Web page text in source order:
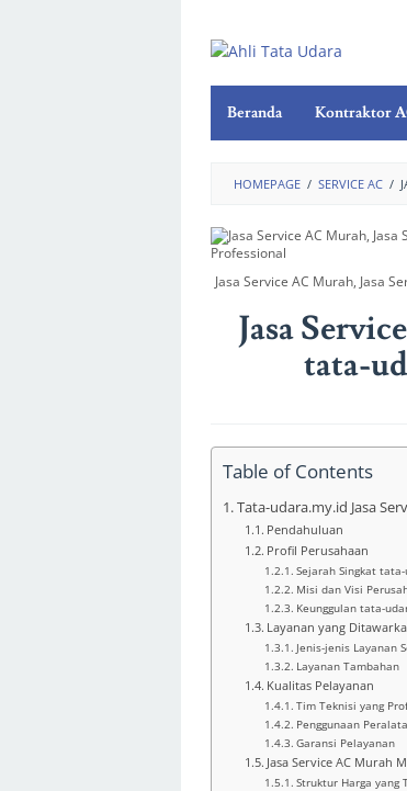
Beranda Kontraktor
HOMEPAGE / SERVICE AC /
Jasa Service AC Murah, Jasa
Jasa
tata-
Table of Contents
Tata-udara.my.id Jasa
Pendahuluan
Profil Perusahaan
Sejarah Singkat
Misi dan Visi
Keunggulan tata-
Layanan yang
Jenis-jenis Layanan
Layanan Tambahan
Kualitas Pelayanan
Tim Teknisi yang
Penggunaan
Garansi Pelayanan
Jasa Service AC Murah
Struktur Harga yang